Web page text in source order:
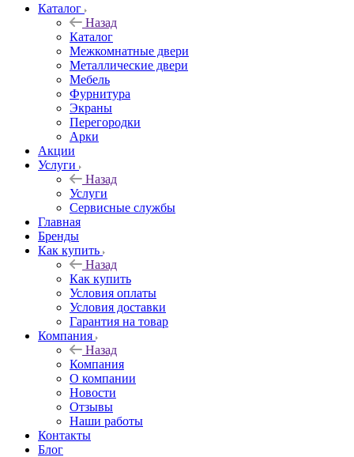
Каталог
Назад
Каталог
Межкомнатные двери
Металлические двери
Мебель
Фурнитура
Экраны
Перегородки
Арки
Акции
Услуги
Назад
Услуги
Сервисные службы
Главная
Бренды
Как купить
Назад
Как купить
Условия оплаты
Условия доставки
Гарантия на товар
Компания
Назад
Компания
О компании
Новости
Отзывы
Наши работы
Контакты
Блог